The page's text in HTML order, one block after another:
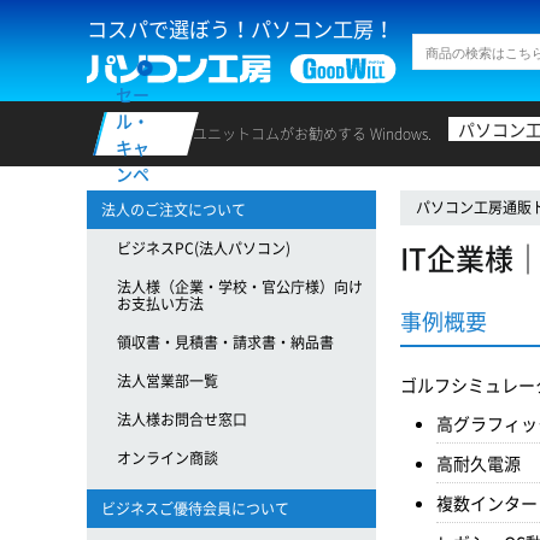
コスパで選ぼう！パソコン工房！
セー
ル・
キャ
ンペ
ーン
ユニットコムがお勧めする Windows. パソコン
パソコン工房通販
IT企業様
事例概要
ゴルフシミュレ
高グラフィ
高耐久電源
複数インタ
法人のご注文について
ビジネスPC(法人パソコン)
法人様（企業・学校・官公庁様）向け
お支払い方法
領収書・見積書・請求書・納品書
法人営業部一覧
法人様お問合せ窓口
オンライン商談
ビジネスご優待会員について